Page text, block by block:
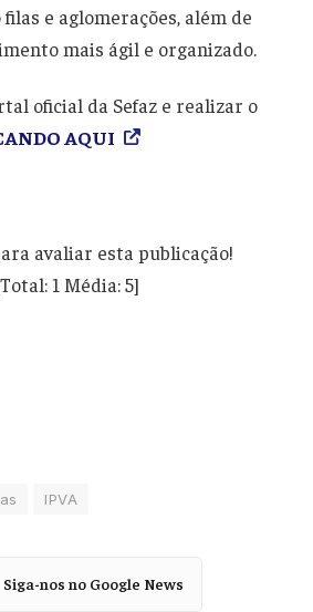
e aglomerações, além de
mais ágil e organizado.
oficial da Sefaz e realizar o
AQUI
avaliar esta publicação!
1 Média:5]
IPVA
Siga-nos no Google News